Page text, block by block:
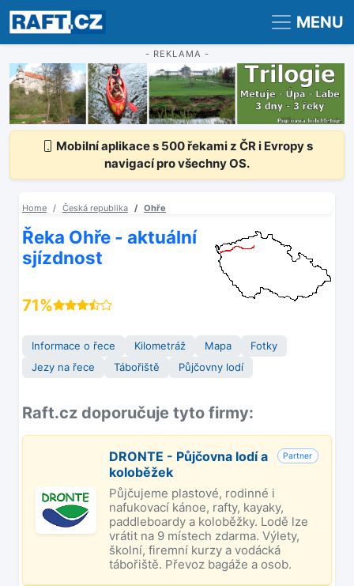
Registrace Přihlášení MENU
- REKLAMA -
Mobilní aplikace s 500 řekami z ČR i Evropy s
navigací pro všechny OS.
Home Česká republika Ohře
Řeka Ohře - aktuální
sjízdnost
71%
Informace o řece Kilometráž Mapa
Fotky
Jezy na řece
Tábořiště Půjčovny lodí
Raft.cz doporučuje tyto firmy:
DRONTE - Půjčovna lodí a
koloběžek
Partner
Půjčujeme plastové, rodinné i
nafukovací kánoe, rafty, kayaky,
paddleboardy a koloběžky. Lodě lze
vrátit na 9 místech zdarma. Výlety,
školní, firemní kurzy a vodácká
tábořiště. Převoz bagáže a osob.